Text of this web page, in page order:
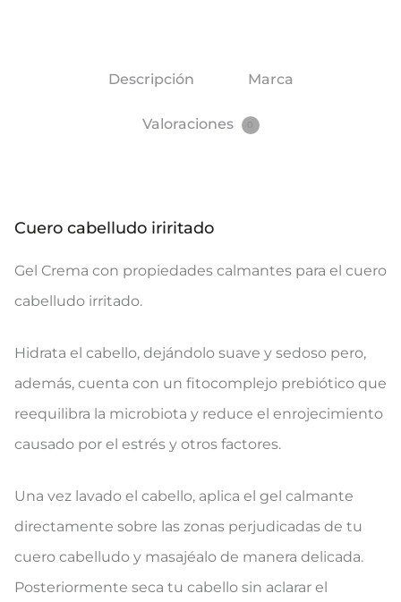
Descripción Marca
Valoraciones
Cuero cabelludo iriritado
Gel Crema con propiedades calmantes para el cuero
cabelludo irritado.
Hidrata el cabello, dejándolo suave y sedoso pero,
además, cuenta con un fitocomplejo prebiótico que
reequilibra la microbiota y reduce el enrojecimiento
causado por el estrés y otros factores.
Una vez lavado el cabello, aplica el gel calmante
directamente sobre las zonas perjudicadas de tu
cuero cabelludo y masajéalo de manera delicada.
Posteriormente seca tu cabello sin aclarar el